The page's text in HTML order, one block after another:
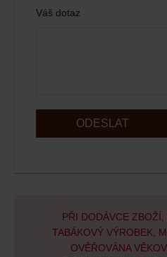
Váš dotaz
ODESLAT
PŘI DODÁVCE
TABÁKOVÝ VÝROBEK,
OVĚŘOVÁNA